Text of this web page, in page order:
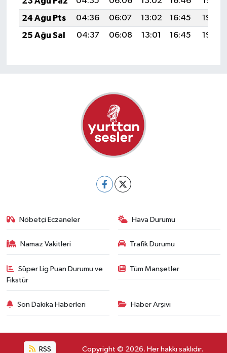
24 Ağu Pts
04:36 06:07 13:02 16:45
19:46
25 Ağu Sal
04:37 06:08 13:01 16:45 19:45
Nöbetçi Eczaneler Hava Durumu
Namaz Vakitleri Trafik Durumu
Süper Lig Puan Durumu ve
Fikstür
Tüm Manşetler
Son Dakika Haberleri Haber Arşivi
RSS Copyright © 2026. Her hakkı saklıdır.